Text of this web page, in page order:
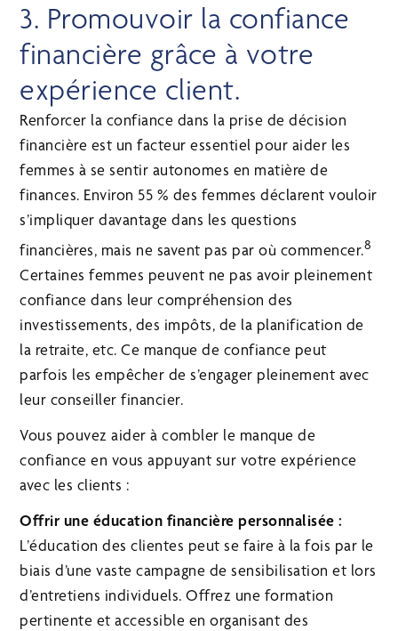
3. Promouvoir la confiance
financière grâce à votre
expérience client.
Renforcer la confiance dans la prise de décision
financière est un facteur essentiel pour aider les
femmes à se sentir autonomes en matière de
finances. Environ 55 % des femmes déclarent vouloir
s’impliquer davantage dans les questions
financières, mais ne savent pas par où commencer.8
Certaines femmes peuvent ne pas avoir pleinement
confiance dans leur compréhension des
investissements, des impôts, de la planification de
la retraite, etc. Ce manque de confiance peut
parfois les empêcher de s’engager pleinement avec
leur conseiller financier.
Vous pouvez aider à combler le manque de
confiance en vous appuyant sur votre expérience
avec les clients :
Offrir une éducation financière personnalisée :
L’éducation des clientes peut se faire à la fois par le
biais d’une vaste campagne de sensibilisation et lors
d’entretiens individuels. Offrez une formation
pertinente et accessible en organisant des